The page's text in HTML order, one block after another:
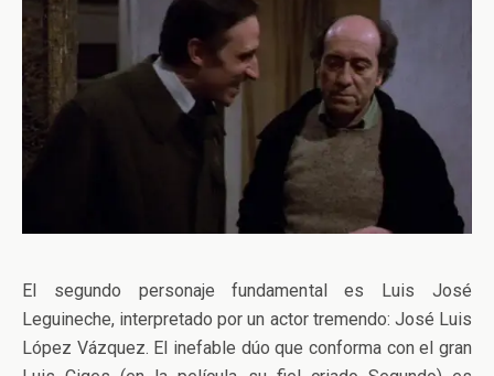
El segundo personaje fundamental es Luis José
Leguineche, interpretado por un actor tremendo: José Luis
López Vázquez. El inefable dúo que conforma con el gran